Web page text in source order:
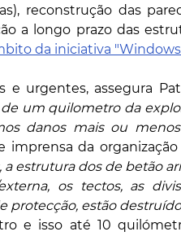
reconstrução das
a longo prazo das
da iniciativa
e urgentes, assegura
um quilometro da
danos mais ou
da
estrutura dos de betão
os tectos, as
protecção, estão
e isso até 10